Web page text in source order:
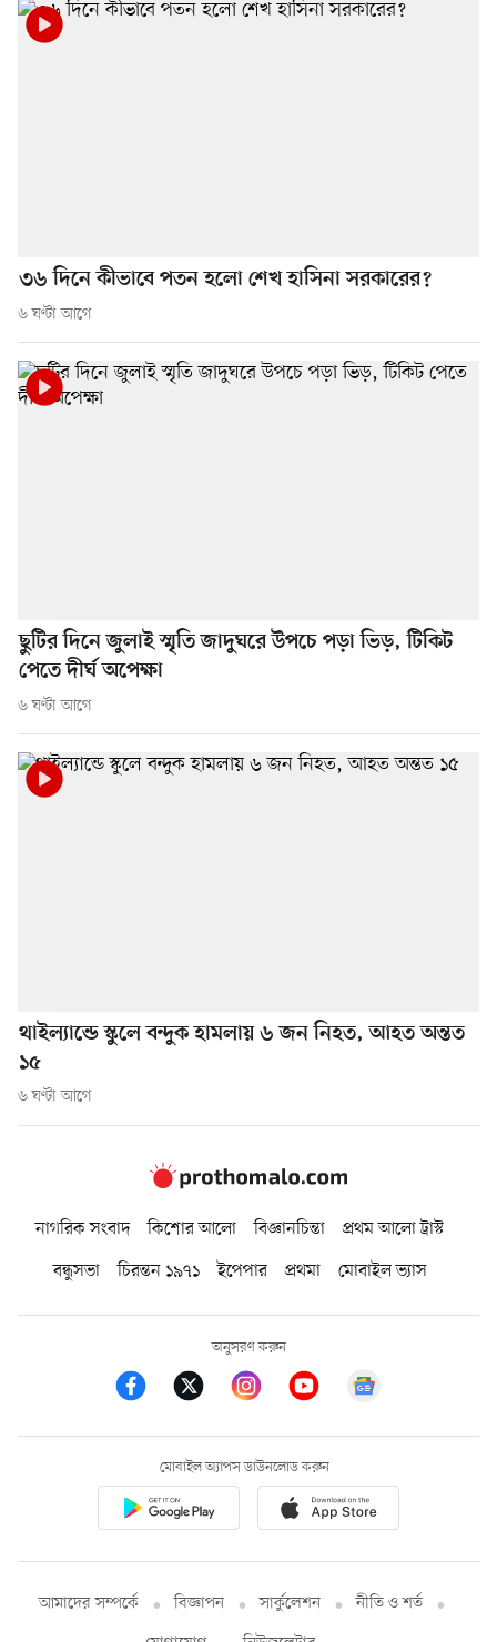
৩৬ দিনে কীভাবে পতন হলো শেখ হাসিনা সরকারের?
৬ ঘণ্টা আগে
ছুটির দিনে জুলাই স্মৃতি জাদুঘরে উপচে পড়া ভিড়, টিকিট
পেতে দীর্ঘ অপেক্ষা
৬ ঘণ্টা আগে
থাইল্যান্ডে স্কুলে বন্দুক হামলায় ৬ জন নিহত, আহত অন্তত
১৫
৬ ঘণ্টা আগে
নাগরিক সংবাদ কিশোর আলো বিজ্ঞানচিন্তা
প্রথম আলো ট্রাস্ট
বন্ধুসভা
চিরন্তন ১৯৭১ ইপেপার প্রথমা মোবাইল ভ্যাস
অনুসরণ করুন
মোবাইল অ্যাপস ডাউনলোড করুন
আমাদের সম্পর্কে বিজ্ঞাপন সার্কুলেশন
নীতি ও শর্ত